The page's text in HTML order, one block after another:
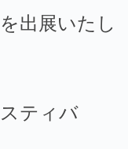
出展いたし
ティバ